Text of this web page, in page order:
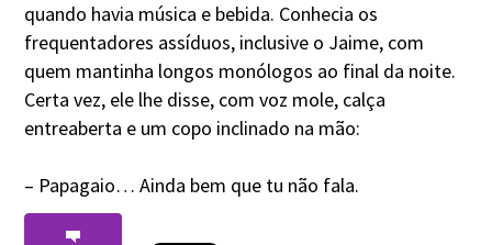
quando havia música e bebida. Conhecia os
frequentadores assíduos, inclusive o Jaime, com
quem mantinha longos monólogos ao final da noite.
Certa vez, ele lhe disse, com voz mole, calça
entreaberta e um copo inclinado na mão:
– Papagaio… Ainda bem que tu não fala.